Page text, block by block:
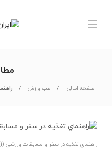
صفحه اصلی طب ورزش
راهنماي تغذيه در سفر و مسابقات ورزشي (1)